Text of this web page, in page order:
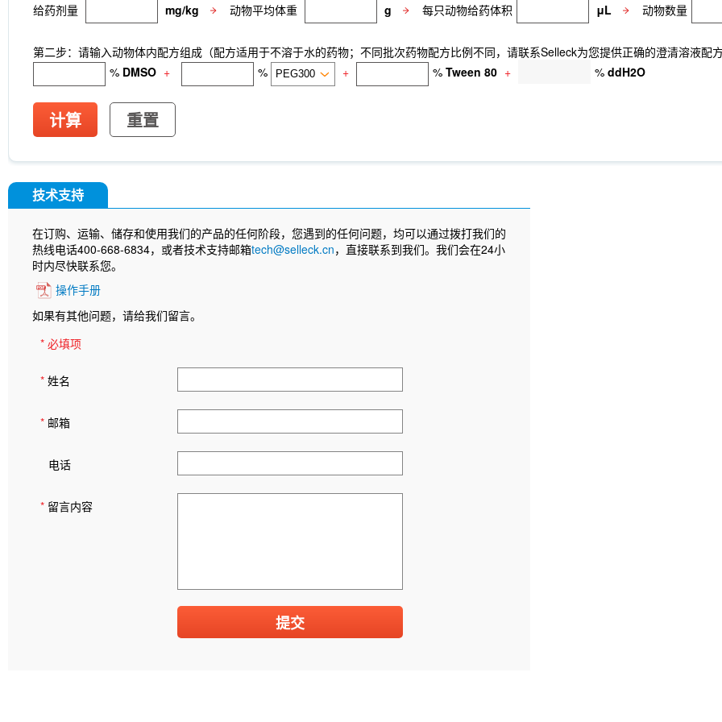
给药剂量 mg/kg 动物平均体重 g 每只动物给药体积 μL 动物数量
第二步：请输入动物体内配方组成（配方适用于不溶于水的药物；不同批次药物配方比例不同，请联系Selleck为您提供正确的澄清溶液配
% DMSO + % + % Tween 80 + % ddH2O
计算 重置
技术支持
在订购、运输、储存和使用我们的产品的任何阶段，您遇到的任何问题，均可以通过拨打我们的
热线电话400-668-6834，或者技术支持邮箱tech@selleck.cn，直接联系到我们。我们会在24小
时内尽快联系您。
操作手册
如果有其他问题，请给我们留言。
* 必填项
* 姓名
* 邮箱
电话
* 留言内容